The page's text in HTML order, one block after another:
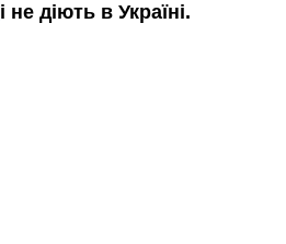
і не діють в Україні.